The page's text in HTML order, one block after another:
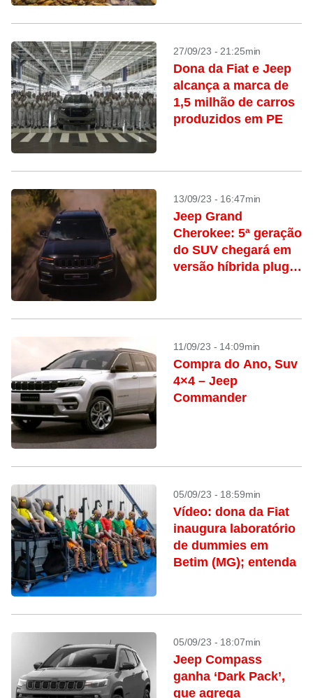
27/09/23 - 21:25min
Dona da Fiat e Jeep
alcança a marca de
1,5 milhão de carros
produzidos em PE
13/09/23 - 16:47min
Jeep Grand
Cherokee: 5ª geração
do SUV chegará em
versão híbrida plug-
11/09/23 - 14:09min
Compra do Ano, Suv
4×4 – Jeep
Commander
05/09/23 - 18:59min
Vídeo: dona da Fiat
inaugura laboratório
de dummies em
Betim (MG); entenda
05/09/23 - 18:07min
Jeep Compass
ganha ‘Dark Pack’,
que agrega